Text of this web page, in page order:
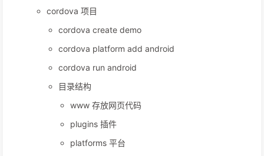
cordova 项目
cordova create demo
cordova platform add android
cordova run android
目录结构
www 存放网页代码
plugins 插件
platforms 平台